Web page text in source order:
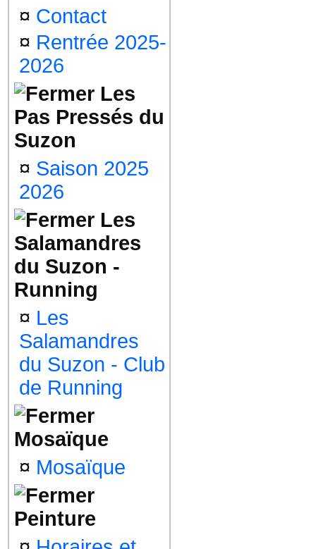
¤ Contact
¤ Rentrée 2025-
2026
Les
Pas Pressés du
Suzon
¤ Saison 2025
2026
Les
Salamandres
du Suzon -
Running
¤ Les
Salamandres
du Suzon - Club
de Running
Mosaïque
¤ Mosaïque
Peinture